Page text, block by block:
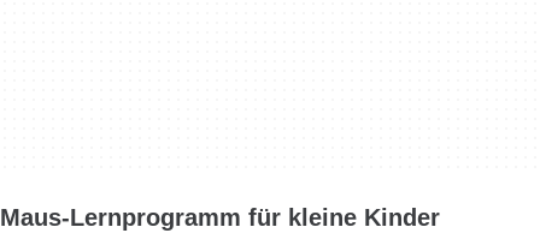
Maus-Lernprogramm für kleine Kinder